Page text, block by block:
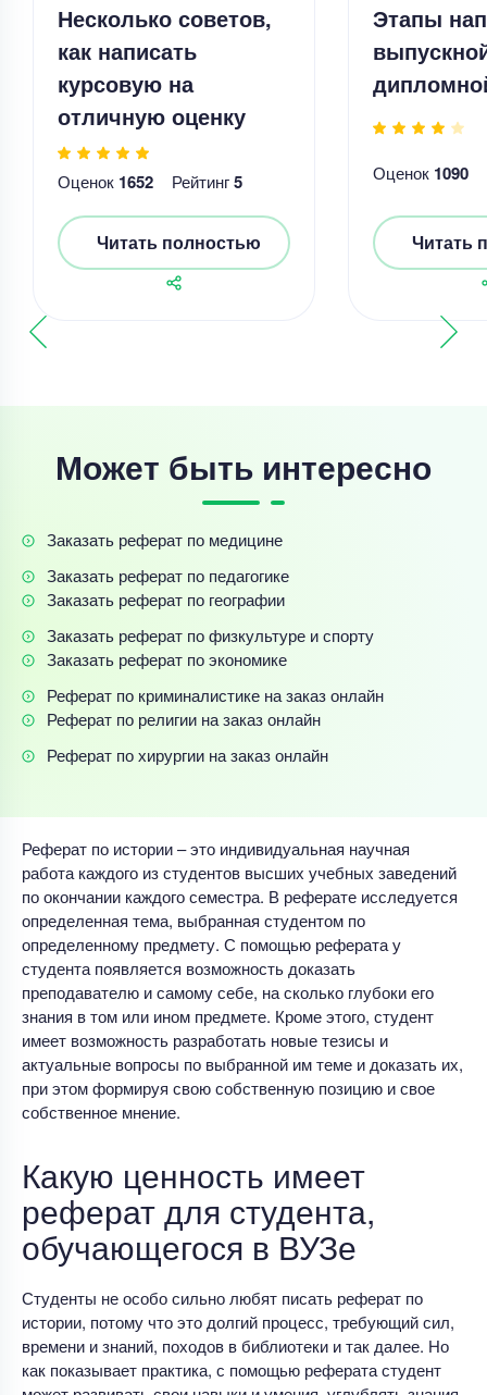
Несколько советов,
как написать
курсовую на
отличную оценку
Оценок 1652 Рейтинг5
Читать полностью
Этапы
Оценок 1090
Читать
Может быть интересно
Заказать реферат по медицине
Заказать реферат по педагогике
Заказать реферат по географии
Заказать реферат по физкультуре и спорту
Заказать реферат по экономике
Реферат по криминалистике на заказ онлайн
Реферат по религии на заказ онлайн
Реферат по хирургии на заказ онлайн
Реферат по истории – это индивидуальная научная
работа каждого из студентов высших учебных заведений
по окончании каждого семестра. В реферате исследуется
определенная тема, выбранная студентом по
определенному предмету. С помощью реферата у
студента появляется возможность доказать
преподавателю и самому себе, на сколько глубоки его
знания в том или ином предмете. Кроме этого, студент
имеет возможность разработать новые тезисы и
актуальные вопросы по выбранной им теме и доказать их,
при этом формируя свою собственную позицию и свое
собственное мнение.
Какую ценность имеет
реферат для студента,
обучающегося в ВУЗе
Студенты не особо сильно любят писать реферат по
истории, потому что это долгий процесс, требующий сил,
времени и знаний, походов в библиотеки и так далее. Но
как показывает практика, с помощью реферата студент